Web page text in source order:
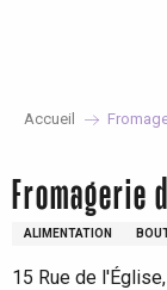
Accueil
Fromagerie
ALIMENTATION
15 Rue de